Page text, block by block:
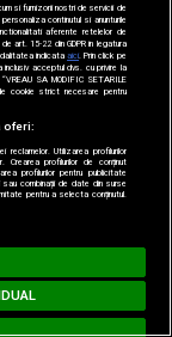
Sarut Cat O Viata
si furnizorii nostri de servicii de
continutul si anunturile
aferente retelelor de
art. 15-22 din GDPR in legatura
indicataaici . Prin click pe
acceptul dvs. cu privire la
SA MODIFIC SETARILE
cookie strict necesare pentru
oferi:
reclamelor. Utilizarea profilurilor
Crearea profilurilor de conținut
profilurilor pentru publicitate
sau combinații de date din surse
pentru a selecta conținutul.